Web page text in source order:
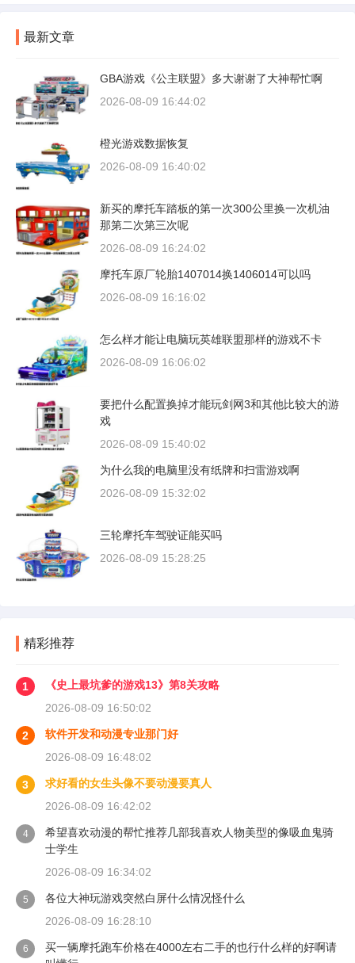
最新文章
GBA游戏《公主联盟》多大谢谢了大神帮忙啊
2026-08-09 16:44:02
橙光游戏数据恢复
2026-08-09 16:40:02
新买的摩托车踏板的第一次300公里换一次机油
那第二次第三次呢
2026-08-09 16:24:02
摩托车原厂轮胎1407014换1406014可以吗
2026-08-09 16:16:02
怎么样才能让电脑玩英雄联盟那样的游戏不卡
2026-08-09 16:06:02
要把什么配置换掉才能玩剑网3和其他比较大的游
戏
2026-08-09 15:40:02
为什么我的电脑里没有纸牌和扫雷游戏啊
2026-08-09 15:32:02
三轮摩托车驾驶证能买吗
2026-08-09 15:28:25
精彩推荐
1
《史上最坑爹的游戏13》第8关攻略
2026-08-09 16:50:02
2
软件开发和动漫专业那门好
2026-08-09 16:48:02
3
求好看的女生头像不要动漫要真人
2026-08-09 16:42:02
4
希望喜欢动漫的帮忙推荐几部我喜欢人物美型的像吸血鬼骑
士学生
2026-08-09 16:34:02
5
各位大神玩游戏突然白屏什么情况怪什么
2026-08-09 16:28:10
6
买一辆摩托跑车价格在4000左右二手的也行什么样的好啊请